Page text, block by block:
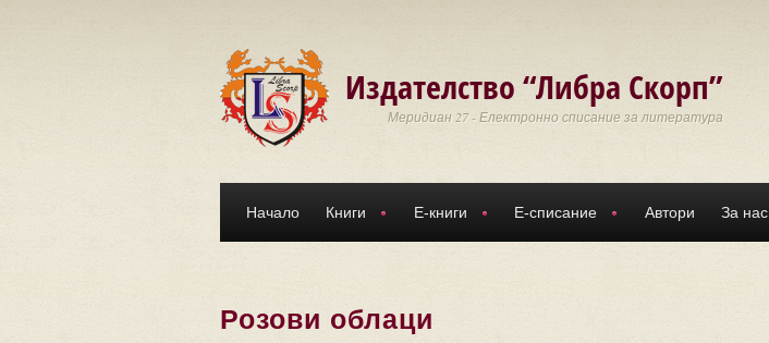
Издателство “Либра Скорп”
Меридиан 27 - Електронно списание за литература
Начало Книги Е-книги Е-списание Автори За нас
Розови облаци